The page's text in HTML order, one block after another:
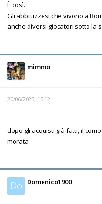
È così.
Gli abbruzzesi che vivono a
anche diversi giocatori sotto la
mimmo
20/06/2025, 15:12
dopo gli acquisti già fatti, il
morata
Do Domenico1900